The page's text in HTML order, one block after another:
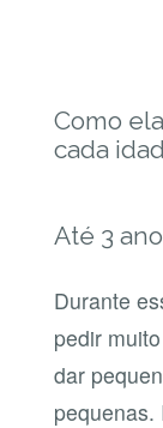
Como
cada
Até 3
Durante
pedir
dar
pequenas.